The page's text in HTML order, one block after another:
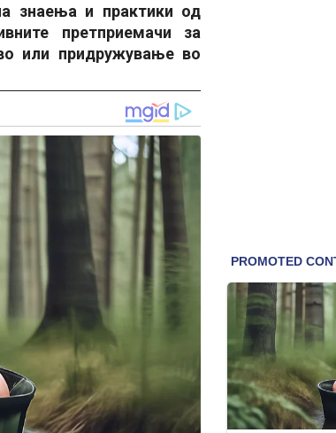
знаења и практики од
претприемачи за
или придружување во